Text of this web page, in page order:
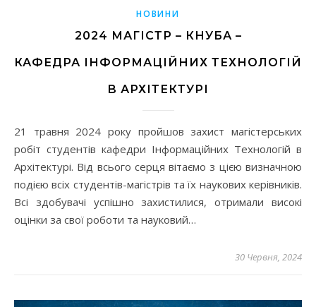
НОВИНИ
2024 МАГІСТР – КНУБА –
КАФЕДРА ІНФОРМАЦІЙНИХ ТЕХНОЛОГІЙ
В АРХІТЕКТУРІ
21 травня 2024 року пройшов захист магістерських
робіт студентів кафедри Інформаційних Технологій в
Архітектурі. Від всього серця вітаємо з цією визначною
подією всіх студентів-магістрів та їх наукових керівників.
Всі здобувачі успішно захистилися, отримали високі
оцінки за свої роботи та науковий…
30 Червня, 2024